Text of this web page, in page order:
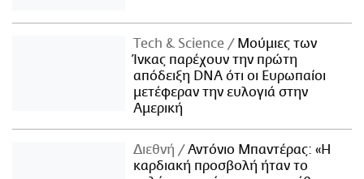
Τech & Science
Μούμιες των
Ίνκας παρέχουν την πρώτη
απόδειξη DNA ότι οι Ευρωπαίοι
μετέφεραν την ευλογιά στην
Αμερική
Διεθνή
Αντόνιο Μπαντέρας: «Η
καρδιακή προσβολή ήταν το